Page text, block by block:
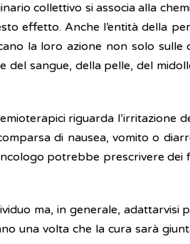
collettivo si associa alla
effetto. Anche l’entità della
la loro azione non solo
sangue, della pelle, del
riguarda l’irritazione
di nausea, vomito o
potrebbe prescrivere
ma, in generale,
una volta che la cura sarà